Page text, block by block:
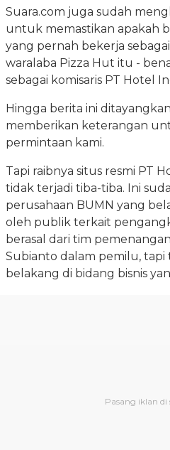
Suara.com juga sudah
untuk memastikan apakah
yang pernah bekerja
waralaba Pizza Hut itu -
sebagai komisaris PT Hotel
Hingga berita ini
memberikan keterangan
permintaan kami.
Tapi raibnya situs resmi PT
tidak terjadi tiba-tiba. Ini
perusahaan BUMN yang
oleh publik terkait
berasal dari tim
Subianto dalam pemilu,
belakang di bidang bisnis